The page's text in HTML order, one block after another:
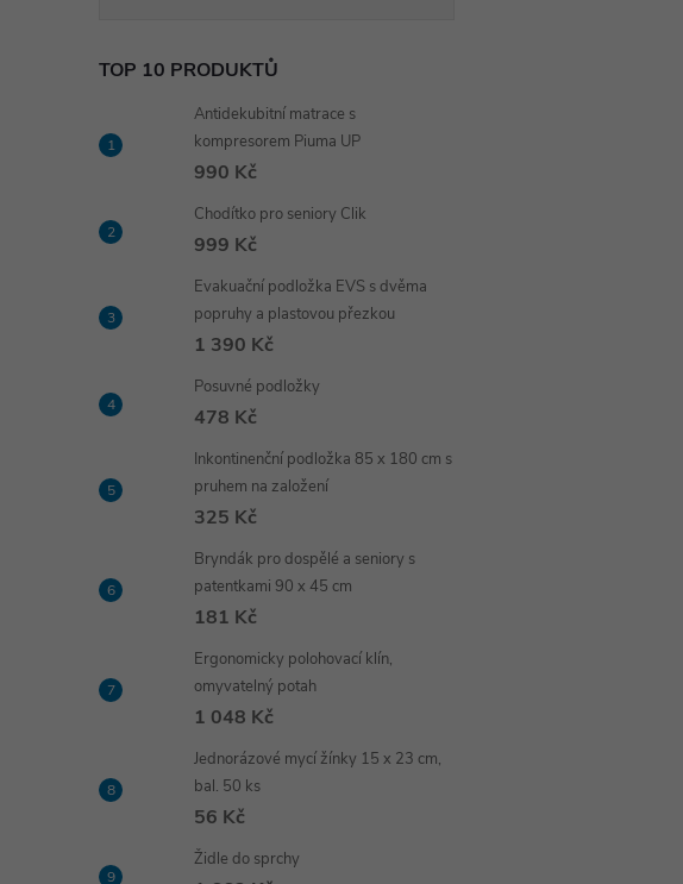
TOP 10 PRODUKTŮ
Antidekubitní matrace s
kompresorem Piuma UP
990 Kč
Chodítko pro seniory Clik
999 Kč
Evakuační podložka EVS s dvěma
popruhy a plastovou přezkou
1 390 Kč
Posuvné podložky
478 Kč
Inkontinenční podložka 85 x 180 cm s
pruhem na založení
325 Kč
Bryndák pro dospělé a seniory s
patentkami 90 x 45 cm
181 Kč
Ergonomicky polohovací klín,
omyvatelný potah
1 048 Kč
Jednorázové mycí žínky 15 x 23 cm,
bal. 50 ks
56 Kč
Židle do sprchy